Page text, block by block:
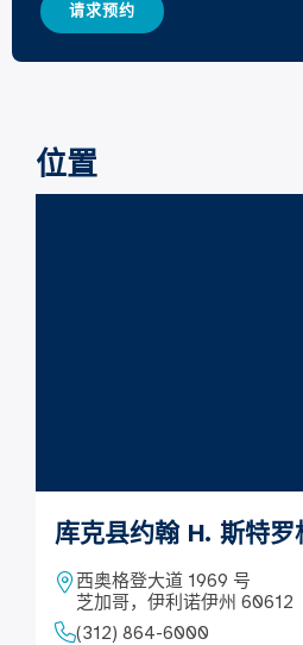
请求预约
位置
库克县约翰 H. 斯特罗
西奥格登大道 1969 号
芝加哥，伊利诺伊州 60612
(312) 864-6000